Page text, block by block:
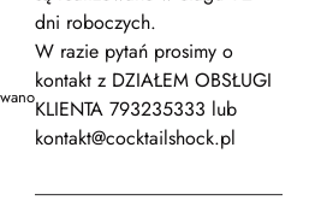
dni roboczych.
W razie pytań prosimy o
kontakt z DZIAŁEM OBSŁUGI
KLIENTA 793235333 lub
kontakt@cocktailshock.pl